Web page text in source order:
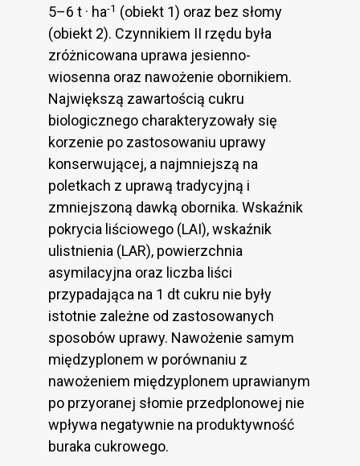
5–6 t · ha-1 (obiekt 1) oraz bez słomy
(obiekt 2). Czynnikiem II rzędu była
zróżnicowana uprawa jesienno-
wiosenna oraz nawożenie obornikiem.
Największą zawartością cukru
biologicznego charakteryzowały się
korzenie po zastosowaniu uprawy
konserwującej, a najmniejszą na
poletkach z uprawą tradycyjną i
zmniejszoną dawką obornika. Wskaźnik
pokrycia liściowego (LAI), wskaźnik
ulistnienia (LAR), powierzchnia
asymilacyjna oraz liczba liści
przypadająca na 1 dt cukru nie były
istotnie zależne od zastosowanych
sposobów uprawy. Nawożenie samym
międzyplonem w porównaniu z
nawożeniem międzyplonem uprawianym
po przyoranej słomie przedplonowej nie
wpływa negatywnie na produktywność
buraka cukrowego.